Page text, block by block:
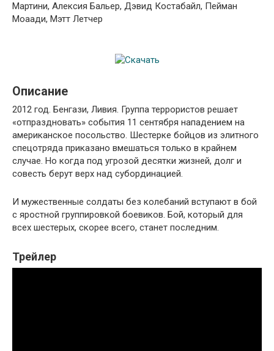
Мартини, Алексия Бальер, Дэвид Костабайл, Пейман
Моаади, Мэтт Летчер
Описание
2012 год. Бенгази, Ливия. Группа террористов решает
«отпраздновать» события 11 сентября нападением на
американское посольство. Шестерке бойцов из элитного
спецотряда приказано вмешаться только в крайнем
случае. Но когда под угрозой десятки жизней, долг и
совесть берут верх над субординацией.
И мужественные солдаты без колебаний вступают в бой
с яростной группировкой боевиков. Бой, который для
всех шестерых, скорее всего, станет последним.
Трейлер